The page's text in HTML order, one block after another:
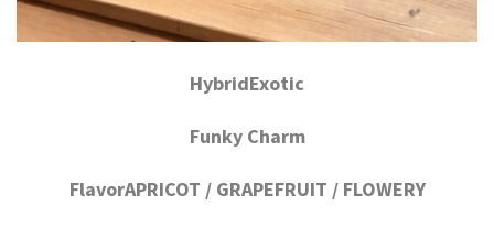
HybridExotic
Funky Charm
FlavorAPRICOT / GRAPEFRUIT / FLOWERY